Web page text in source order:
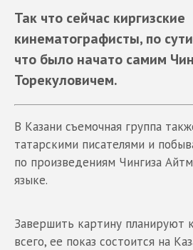
Так что сейчас киргизские
кинематографисты, по
что было начато самим
Торекуловичем.
В Казани съемочная группа
татарскими писателями и
по произведениям Чингиза
языке.
Завершить картину планируют
всего, ее показ состоится на